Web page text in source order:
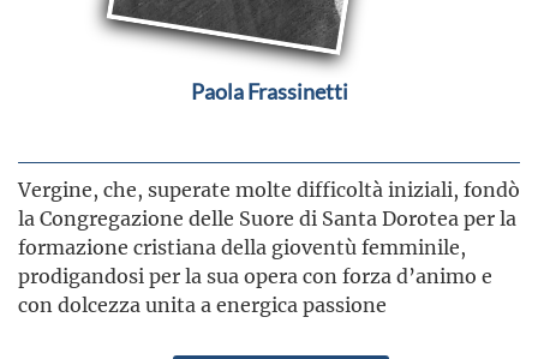
Paola Frassinetti
Vergine, che, superate molte difficoltà iniziali, fondò
la Congregazione delle Suore di Santa Dorotea per la
formazione cristiana della gioventù femminile,
prodigandosi per la sua opera con forza d’animo e
con dolcezza unita a energica passione